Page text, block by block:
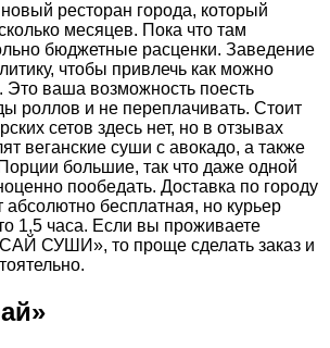
ресторан города, который
месяцев. Пока что там
бюджетные расценки. Заведение
чтобы привлечь как можно
ваша возможность поесть
роллов и не переплачивать. Стоит
сетов здесь нет, но в отзывах
веганские суши с авокадо, а также
большие, так что даже одной
пообедать. Доставка по городу
бесплатная, но курьер
1,5 часа. Если вы проживаете
СУШИ», то проще сделать заказ и